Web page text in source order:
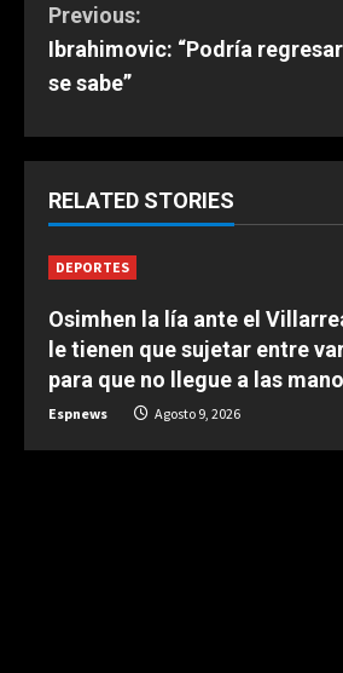
C
o
t
i
n
u
e
R
Previous:
Ibrahimovic: “Podría
se sabe”
RELATED STORIES
DEPORTES
Osimhen la lía ante el
le tienen que sujetar entre
para que no llegue a las
Espnews Agosto 9, 2026